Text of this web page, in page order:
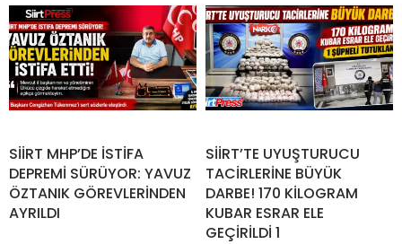
SİİRT MHP’DE İSTİFA
DEPREMİ SÜRÜYOR: YAVUZ
ÖZTANIK GÖREVLERİNDEN
AYRILDI
SİİRT’TE UYUŞTURUCU
TACİRLERİNE BÜYÜK
DARBE! 170 KİLOGRAM
KUBAR ESRAR ELE
GEÇİRİLDİ 1